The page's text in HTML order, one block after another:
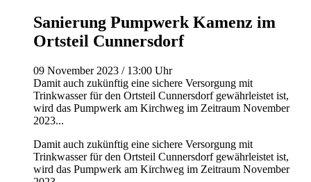
Sanierung Pumpwerk Kamenz im
Ortsteil Cunnersdorf
09 November 2023 / 13:00 Uhr
Damit auch zukünftig eine sichere Versorgung mit
Trinkwasser für den Ortsteil Cunnersdorf gewährleistet ist,
wird das Pumpwerk am Kirchweg im Zeitraum November
2023...
Damit auch zukünftig eine sichere Versorgung mit
Trinkwasser für den Ortsteil Cunnersdorf gewährleistet ist,
wird das Pumpwerk am Kirchweg im Zeitraum November